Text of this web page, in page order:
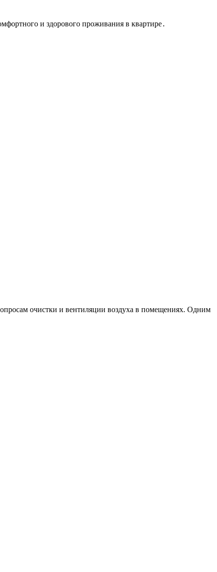
и здорового проживания в квартире․
очистки и вентиляции воздуха в помещениях. Одним